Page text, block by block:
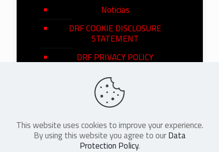
Noticias
DRF COOKIE DISCLOSURE
STATEMENT
DRF PRIVACY POLICY
©2026DRF en Español. All Rights
Reserved
This website uses cookies to improve your experience.
By using this website you agree to ourData
Protection Policy.